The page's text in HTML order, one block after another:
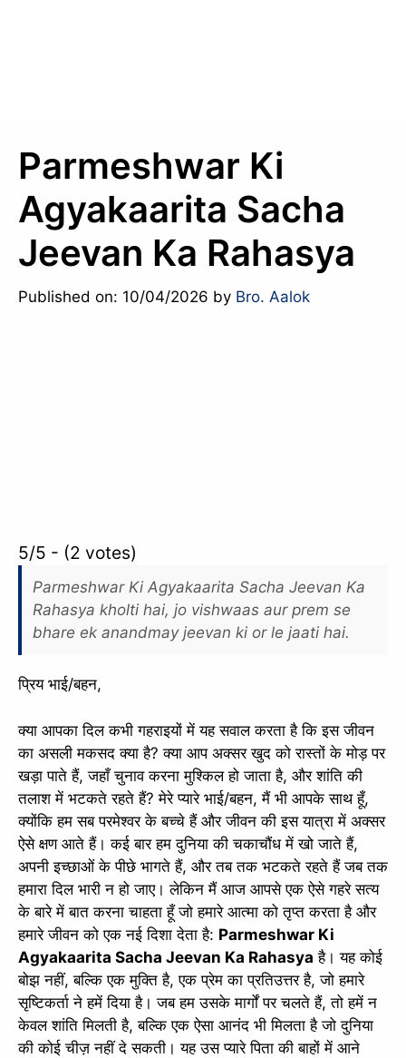
Parmeshwar Ki
Agyakaarita Sacha
Jeevan Ka Rahasya
Published on: 10/04/2026 by Bro. Aalok
5/5 - (2 votes)
Parmeshwar Ki Agyakaarita Sacha Jeevan Ka
Rahasya kholti hai, jo vishwaas aur prem se
bhare ek anandmay jeevan ki or le jaati hai.
प्रिय भाई/बहन,
क्या आपका दिल कभी गहराइयों में यह सवाल करता है कि इस जीवन
का असली मकसद क्या है? क्या आप अक्सर खुद को रास्तों के मोड़ पर
खड़ा पाते हैं, जहाँ चुनाव करना मुश्किल हो जाता है, और शांति की
तलाश में भटकते रहते हैं? मेरे प्यारे भाई/बहन, मैं भी आपके साथ हूँ,
क्योंकि हम सब परमेश्वर के बच्चे हैं और जीवन की इस यात्रा में अक्सर
ऐसे क्षण आते हैं। कई बार हम दुनिया की चकाचौंध में खो जाते हैं,
अपनी इच्छाओं के पीछे भागते हैं, और तब तक भटकते रहते हैं जब तक
हमारा दिल भारी न हो जाए। लेकिन मैं आज आपसे एक ऐसे गहरे सत्य
के बारे में बात करना चाहता हूँ जो हमारे आत्मा को तृप्त करता है और
हमारे जीवन को एक नई दिशा देता है: Parmeshwar Ki
Agyakaarita Sacha Jeevan Ka Rahasya है। यह कोई
बोझ नहीं, बल्कि एक मुक्ति है, एक प्रेम का प्रतिउत्तर है, जो हमारे
सृष्टिकर्ता ने हमें दिया है। जब हम उसके मार्गों पर चलते हैं, तो हमें न
केवल शांति मिलती है, बल्कि एक ऐसा आनंद भी मिलता है जो दुनिया
की कोई चीज़ नहीं दे सकती। यह उस प्यारे पिता की बाहों में आने